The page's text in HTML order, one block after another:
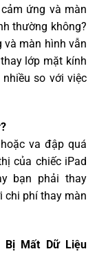
ứng và màn
thường không?
và màn hình vẫn
lớp mặt kính
so với việc
va đập quá
của chiếc iPad
bạn phải thay
chi phí thay màn
Bị Mất Dữ Liệu